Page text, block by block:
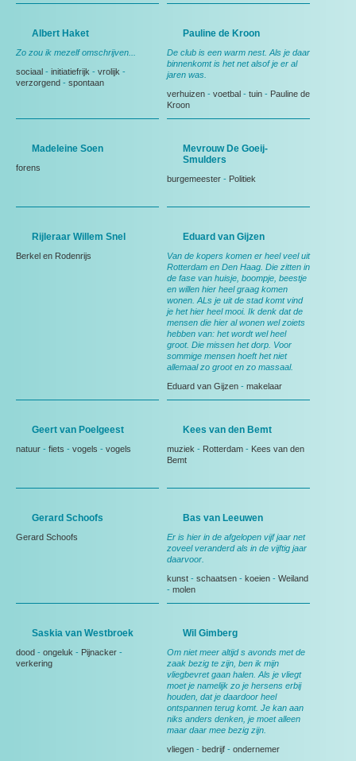
Albert Haket
Zo zou ik mezelf omschrijven...
sociaal - initiatiefrijk - vrolijk -
verzorgend - spontaan
Pauline de Kroon
De club is een warm nest. Als je daar
binnenkomt is het net alsof je er al
jaren was.
verhuizen - voetbal - tuin - Pauline de
Kroon
Madeleine Soen
forens
Mevrouw De Goeij-
Smulders
burgemeester - Politiek
Rijleraar Willem Snel
Berkel en Rodenrijs
Eduard van Gijzen
Van de kopers komen er heel veel uit
Rotterdam en Den Haag. Die zitten in
de fase van huisje, boompje, beestje
en willen hier heel graag komen
wonen. ALs je uit de stad komt vind
je het hier heel mooi. Ik denk dat de
mensen die hier al wonen wel zoiets
hebben van: het wordt wel heel
groot. Die missen het dorp. Voor
sommige mensen hoeft het niet
allemaal zo groot en zo massaal.
Eduard van Gijzen - makelaar
Geert van Poelgeest
natuur - fiets - vogels - vogels
Kees van den Bemt
muziek - Rotterdam - Kees van den
Bemt
Gerard Schoofs
Gerard Schoofs
Bas van Leeuwen
Er is hier in de afgelopen vijf jaar net
zoveel veranderd als in de vijftig jaar
daarvoor.
kunst - schaatsen - koeien - Weiland
- molen
Saskia van Westbroek
dood - ongeluk - Pijnacker -
verkering
Wil Gimberg
Om niet meer altijd s avonds met de
zaak bezig te zijn, ben ik mijn
vliegbevret gaan halen. Als je vliegt
moet je namelijk zo je hersens erbij
houden, dat je daardoor heel
ontspannen terug komt. Je kan aan
niks anders denken, je moet alleen
maar daar mee bezig zijn.
vliegen - bedrijf - ondernemer